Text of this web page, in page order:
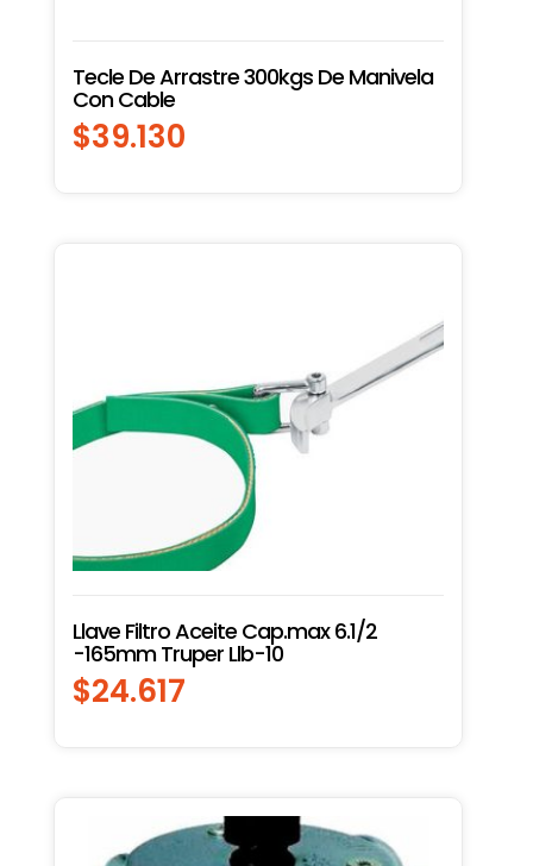
Encendedores
Tecle De Arrastre 300kgs De Manivela
Con Cable
$39.130
Llave Filtro Aceite Cap.max 6.1/2
-165mm Truper Llb-10
$24.617